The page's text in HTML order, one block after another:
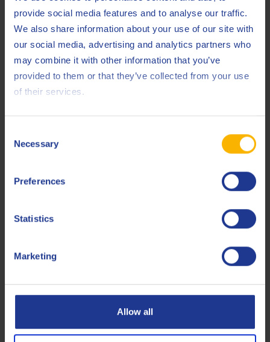
provide social media features and to analyse our traffic.
We also share information about your use of our site with
our social media, advertising and analytics partners who
may combine it with other information that you’ve
provided to them or that they’ve collected from your use
of their services.
Selection
Necessary
Preferences
Statistics
Marketing
Allow all
Brandgefahr im Kaltwalzwerk